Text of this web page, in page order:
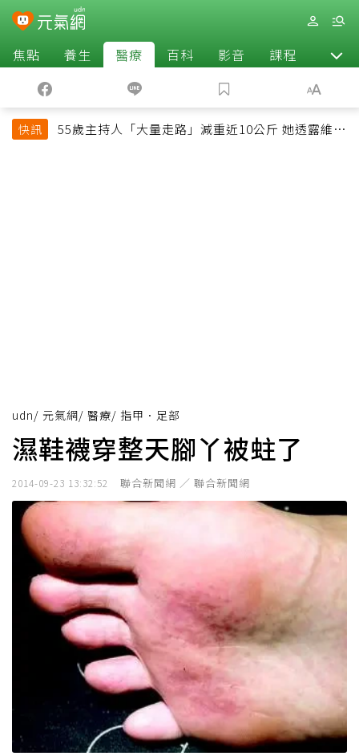
焦點 養生 醫療 百科 影音 課程 退休
快訊
55歲主持人「大量走路」減重近10公斤 她透露維持
udn/ 元氣網/ 醫療/ 指甲．足部
濕鞋襪穿整天腳丫被蛀了
2014-09-23 13:32:52 聯合新聞網 ／ 聯合新聞網